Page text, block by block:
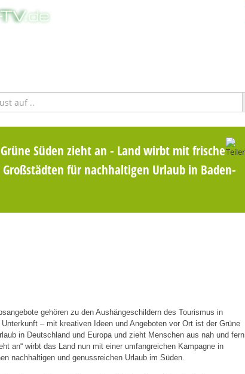
Süden zieht an - Land wirbt mit frischer
für nachhaltigen Urlaub in Baden-
gehören zu den Aushängeschildern des Tourismus in
– mit kreativen Ideen und Angeboten vor Ort ist der Grüne
in Deutschland und Europa und zieht Menschen aus nah und fern
an“ wirbt das Land nun mit einer umfangreichen Kampagne in
nachhaltigen und genussreichen Urlaub im Süden.